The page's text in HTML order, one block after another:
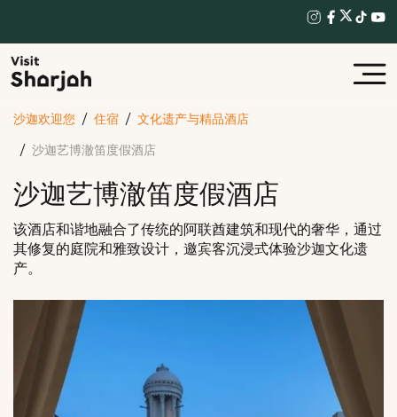
沙迦欢迎您 住宿 文化遗产与精品酒店
沙迦艺博澈笛度假酒店
沙迦艺博澈笛度假酒店
该酒店和谐地融合了传统的阿联酋建筑和现代的奢华，通过
其修复的庭院和雅致设计，邀宾客沉浸式体验沙迦文化遗
产。